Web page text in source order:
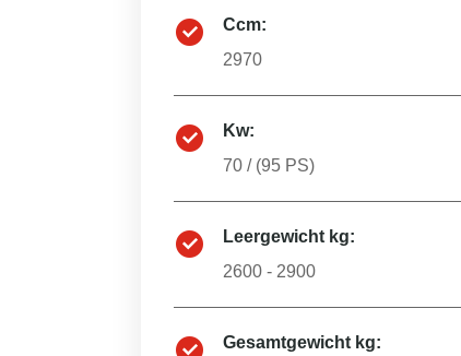
Ccm:
2970
Kw:
70 / (95 PS)
Leergewicht kg:
2600 - 2900
Gesamtgewicht kg: